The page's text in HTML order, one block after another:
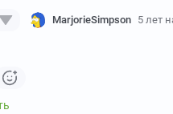
MarjorieSimpson 5 лет